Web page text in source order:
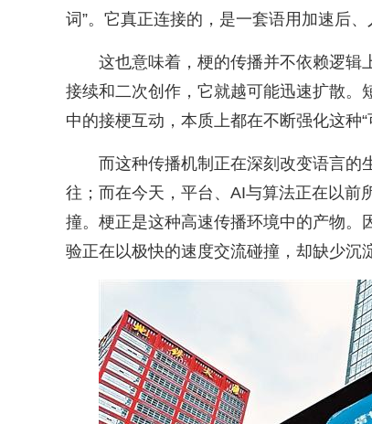
词”。它真正连接的，是一套语用加速后
这也意味着，梗的传播并不依赖逻辑
接续和二次创作，它就越可能迅速扩散。
中的接梗互动，本质上都在不断强化这种“
而这种传播机制正在深刻改变语言的
往；而在今天，平台、AI与算法正在以前
撞。梗正是这种高速传播环境中的产物
验正在以极快的速度交流碰撞，却缺少沉